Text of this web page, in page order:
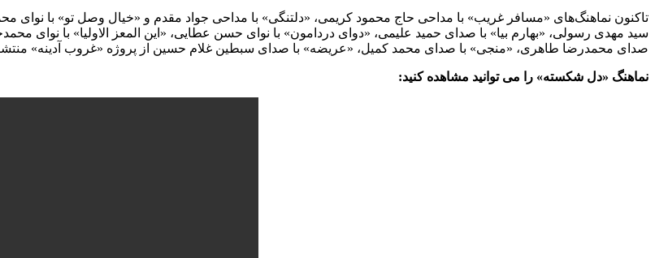
تاکنون نماهنگ‌های «مسافر غریب» با مداحی حاج محمود کریمی، «دلتنگی» با مداحی جواد مقدم و «خیال وصل تو» با نوای
سید مهدی رسولی، «بهارم بیا» با صدای حمید علیمی، «دوای دردامون» با نوای حسن عطایی، «این المعز الاولیا» با
صدای محمدرضا طاهری، «منجی» با صدای محمد کمیل، «عریضه» با صدای سبطین غلام حسین از پروژه «غروب آدینه»
نماهنگ «دل شکسته» را می توانید مشاهده کنید: